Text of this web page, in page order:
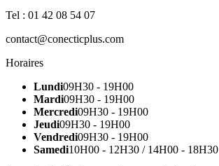
Tel : 01 42 08 54 07
contact@conecticplus.com
Horaires
Lundi09H30 - 19H00
Mardi09H30 - 19H00
Mercredi09H30 - 19H00
Jeudi09H30 - 19H00
Vendredi09H30 - 19H00
Samedi10H00 - 12H30 / 14H00 - 18H30